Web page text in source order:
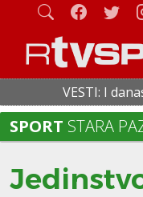
VESTI: I danas
SPORT STARA